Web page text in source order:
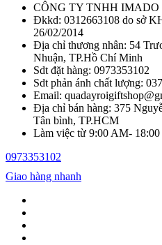
CÔNG TY TNHH
Đkkd: 0312663108 do sở
26/02/2014
Địa chỉ thương nhân: 54
Nhuận, TP.Hồ Chí Minh
Sdt đặt hàng: 0973353102
Sdt phản ánh chất lượng:
Email:
Địa chỉ bán hàng: 375
Tân bình, TP.HCM
Làm việc từ 9:00 AM-
0973353102
Giao hàng nhanh